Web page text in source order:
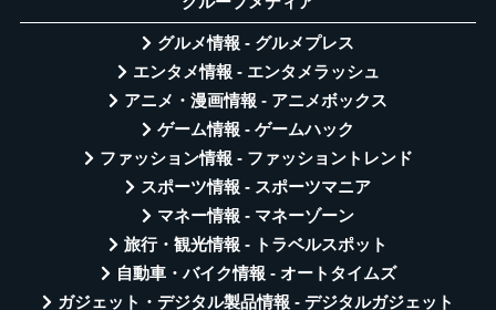
グルメ情報 - グルメプレス
エンタメ情報 - エンタメラッシュ
アニメ・漫画情報 - アニメボックス
ゲーム情報 - ゲームハック
ファッション情報 - ファッショントレンド
スポーツ情報 - スポーツマニア
マネー情報 - マネーゾーン
旅行・観光情報 - トラベルスポット
自動車・バイク情報 - オートタイムズ
ガジェット・デジタル製品情報 - デジタルガジェット